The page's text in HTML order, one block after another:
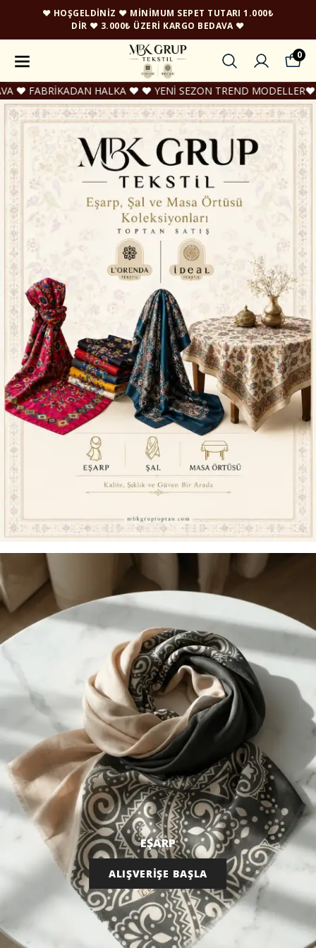
♥ HOŞGELDINIZ ♥ MINIMUM SEPET TUTARI 1.000₺
DIR ♥ 3.000₺ ÜZERI KARGO BEDAVA ♥
0
HALKA ♥ ♥ YENİ SEZON TREND MODELLER♥ ♥ HER
EŞARP
ALIŞVERİŞE BAŞLA